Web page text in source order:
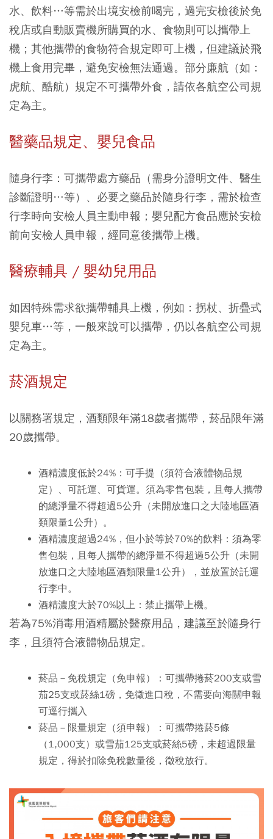
水、飲料…等需於出境安檢前喝完，過完安檢後於免
稅店或自動販賣機所購買的水、食物則可以攜帶上
機；其他攜帶的食物符合規定即可上機，但建議於飛
機上食用完畢，避免安檢無法通過。部分廉航（如：
虎航、酷航）規定不可攜帶外食，請依各航空公司規
定為主。
醫藥品規定、嬰兒食品
隨身行李：可攜帶處方藥品（需身分證明文件、醫生
診斷證明…等）、必要之藥品於隨身行李，需於檢查
行李時向安檢人員主動申報；嬰兒配方食品應於安檢
前向安檢人員申報，經同意後攜帶上機。
醫療輔具 / 嬰幼兒用品
如因特殊需求欲攜帶輔具上機，例如：拐杖、折疊式
嬰兒車…等，一般來說可以攜帶，仍以各航空公司規
定為主。
菸酒規定
以關務署規定，酒類限年滿18歲者攜帶，菸品限年滿
20歲攜帶。
酒精濃度低於24%：可手提（須符合液體物品規
定）、可託運、可貨運。須為零售包裝，且每人攜帶
的總淨量不得超過5公升（未開放進口之大陸地區酒
類限量1公升）。
酒精濃度超過24%，但小於等於70%的飲料：須為零
售包裝，且每人攜帶的總淨量不得超過5公升（未開
放進口之大陸地區酒類限量1公升），並放置於託運
行李中。
酒精濃度大於70%以上：禁止攜帶上機。
若為75%消毒用酒精屬於醫療用品，建議至於隨身行
李，且須符合液體物品規定。
菸品－免稅規定（免申報）：可攜帶捲菸200支或雪
茄25支或菸絲1磅，免徵進口稅，不需要向海關申報
可逕行攜入
菸品－限量規定（須申報）：可攜帶捲菸5條
（1,000支）或雪茄125支或菸絲5磅，未超過限量
規定，得於扣除免稅數量後，徵稅放行。